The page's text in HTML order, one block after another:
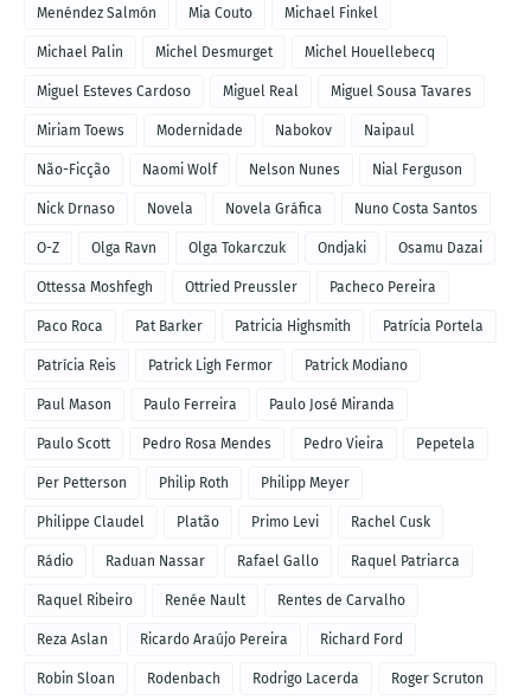
Menéndez Salmón Mia Couto Michael Finkel
Michael Palin Michel Desmurget Michel Houellebecq
Miguel Esteves Cardoso Miguel Real Miguel Sousa Tavares
Miriam Toews Modernidade Nabokov Naipaul
Não-Ficção Naomi Wolf Nelson Nunes Nial Ferguson
Nick Drnaso Novela Novela Gráfica Nuno Costa Santos
O-Z Olga Ravn Olga Tokarczuk Ondjaki Osamu Dazai
Ottessa Moshfegh Ottried Preussler Pacheco Pereira
Paco Roca Pat Barker Patricia Highsmith Patrícia Portela
Patrícia Reis Patrick Ligh Fermor Patrick Modiano
Paul Mason Paulo Ferreira Paulo José Miranda
Paulo Scott Pedro Rosa Mendes Pedro Vieira Pepetela
Per Petterson Philip Roth Philipp Meyer
Philippe Claudel Platão Primo Levi Rachel Cusk
Rádio Raduan Nassar Rafael Gallo Raquel Patriarca
Raquel Ribeiro Renée Nault Rentes de Carvalho
Reza Aslan Ricardo Araújo Pereira Richard Ford
Robin Sloan Rodenbach Rodrigo Lacerda Roger Scruton